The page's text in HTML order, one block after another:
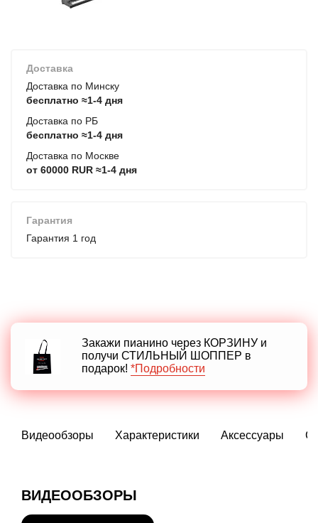
Доставка
Доставка по Минску
бесплатно ≈1-4 дня
Доставка по РБ
бесплатно ≈1-4 дня
Доставка по Москве
от 60000 RUR ≈1-4 дня
Гарантия
Гарантия 1 год
Закажи пианино через КОРЗИНУ и
получи СТИЛЬНЫЙ ШОППЕР в
подарок! *Подробности
Видеообзоры Характеристики Аксессуары
ВИДЕООБЗОРЫ